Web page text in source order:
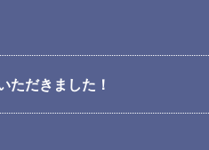
ただきました！